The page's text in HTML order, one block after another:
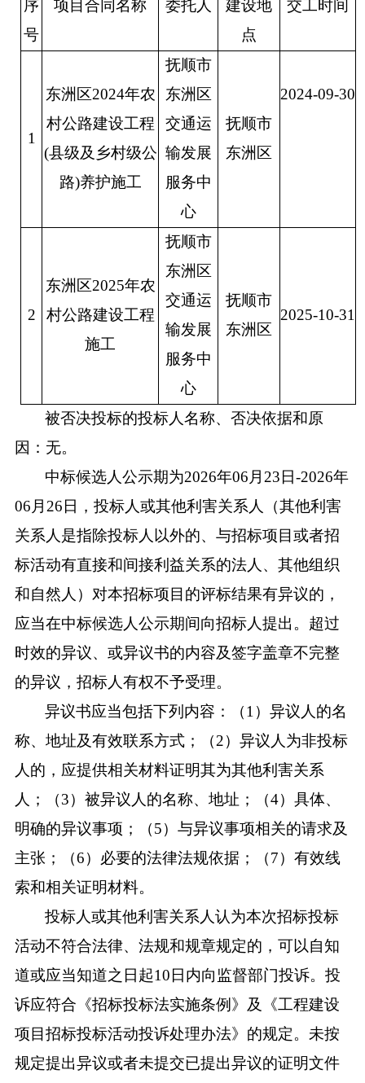
序
号
项目合同名称 委托人
建设地
点
交工时间
1
东洲区2024年农
村公路建设工程
(县级及乡村级公
路)养护施工
抚顺市
东洲区
交通运
输发展
服务中
心
抚顺市
东洲区
2024-09-30
2
东洲区2025年农
村公路建设工程
施工
抚顺市
东洲区
交通运
输发展
服务中
心
抚顺市
东洲区
2025-10-31
被否决投标的投标人名称、否决依据和原
因：无。
中标候选人公示期为2026年06 月 23 日-2026年
06 月 26 日，投标人或其他利害关系人（其他利害
关系人是指除投标人以外的、与招标项目或者招
标活动有直接和间接利益关系的法人、其他组织
和自然人）对本招标项目的评标结果有异议的，
应当在中标候选人公示期间向招标人提出。超过
时效的异议、或异议书的内容及签字盖章不完整
的异议，招标人有权不予受理。
异议书应当包括下列内容：（1）异议人的名
称、地址及有效联系方式；（2）异议人为非投标
人的，应提供相关材料证明其为其他利害关系
人；（3）被异议人的名称、地址；（4）具体、
明确的异议事项；（5）与异议事项相关的请求及
主张；（6）必要的法律法规依据；（7）有效线
索和相关证明材料。
投标人或其他利害关系人认为本次招标投标
活动不符合法律、法规和规章规定的，可以自知
道或应当知道之日起10日内向监督部门投诉。投
诉应符合《招标投标法实施条例》及《工程建设
项目招标投标活动投诉处理办法》的规定。未按
规定提出异议或者未提交已提出异议的证明文件